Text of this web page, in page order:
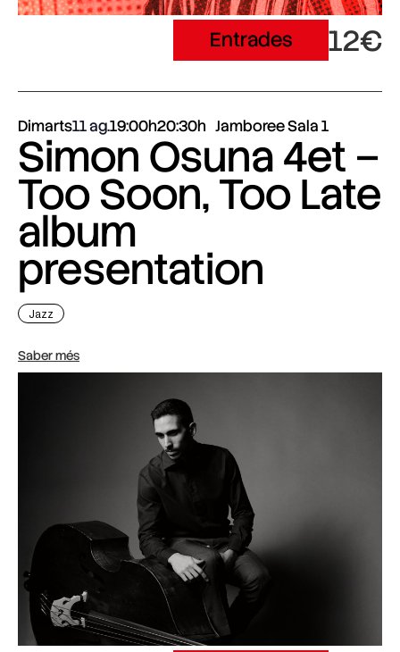
Entrades 12€
Dimarts11 ag.19:00h20:30h Jamboree Sala 1
Simon Osuna 4et –
Too Soon, Too Late
album
presentation
Jazz
Saber més